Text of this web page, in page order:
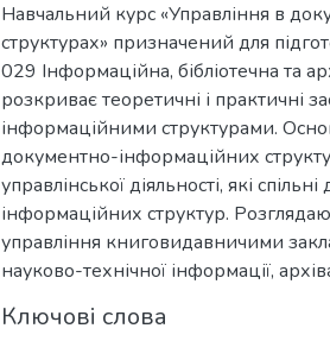
Навчальний курс «Управління в
структурах» призначений для
029 Інформаційна, бібліотечна та
розкриває теоретичні і практичні
інформаційними структурами.
документно-інформаційних
управлінської діяльності, які
інформаційних структур.
управління книговидавничими
науково-технічної інформації,
Ключові слова